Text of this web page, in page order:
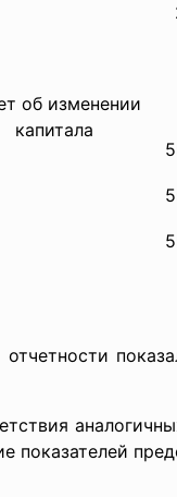
об изменении
капитала
показателей